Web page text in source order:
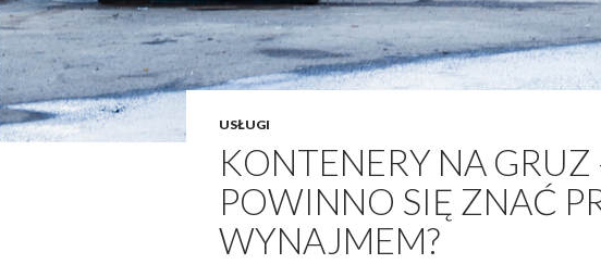
USŁUGI
KONTENERY NA GRUZ
POWINNO SIĘ ZNAĆ
WYNAJMEM?